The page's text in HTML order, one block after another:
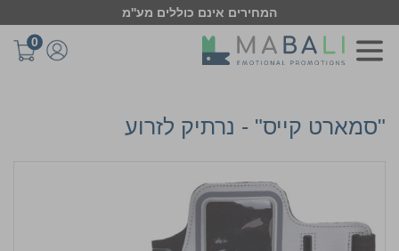
המחירים אינם כוללים מע''מ
0
"סמארט קייס" - נרתיק לזרוע